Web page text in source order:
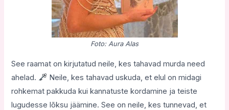
Foto: Aura Alas
See raamat on kirjutatud neile, kes tahavad murda need
ahelad.
Neile, kes tahavad uskuda, et elul on midagi
rohkemat pakkuda kui kannatuste kordamine ja teiste
lugudesse lõksu jäämine. See on neile, kes tunnevad, et